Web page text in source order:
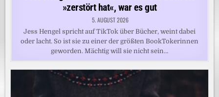
»zerstört hat«, war es gut
5. AUGUST 2026
Jess Hengel spricht auf TikTok über Bücher, weint dabei
oder lacht. So ist sie zu einer der größten BookTokerinnen
geworden. Mächtig will sie nicht sein…